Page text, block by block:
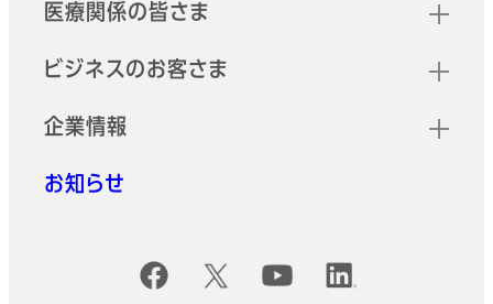
医療関係の皆さま
ビジネスのお客さま
企業情報
お知らせ
公式SNSアカウント